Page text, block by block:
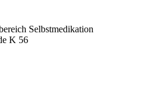
Selbstmedikation
K 56